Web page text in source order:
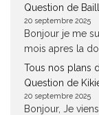
Question de
20 septembre 2025
Bonjour je me
mois apres la
Tous nos plans
Question de
20 septembre 2025
Bonjour, Je